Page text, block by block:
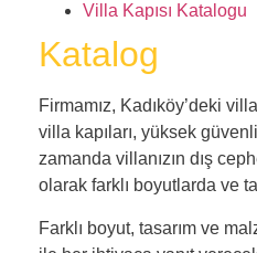
Villa Kapısı Katalogu
Katalog
Firmamız, Kadıköy’deki
villa kapıları, yüksek
zamanda villanızın dış
olarak farklı boyutlarda ve
Farklı boyut, tasarım ve